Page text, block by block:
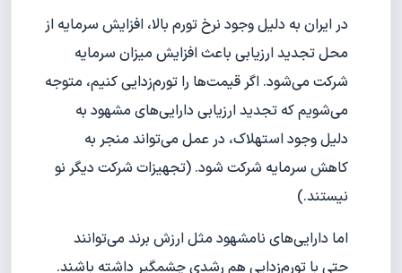
در ایران به دلیل وجود نرخ تورم بالا، افزایش سرمایه از
محل تجدید ارزیابی باعث افزایش میزان سرمایه
شرکت می‌شود. اگر قیمت‌ها را تورم‌زدایی کنیم، متوجه
می‌شویم که تجدید ارزیابی دارایی‌های مشهود به
دلیل وجود استهلاک، در عمل می‌تواند منجر به
کاهش سرمایه شرکت شود. (تجهیزات شرکت دیگر نو
نیستند.)
اما دارایی‌های نامشهود مثل ارزش برند می‌توانند
حتی با تورم‌زدایی هم رشدی چشمگیر داشته باشند.